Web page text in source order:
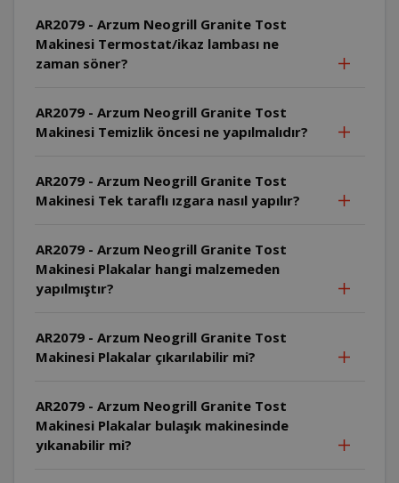
AR2079 - Arzum Neogrill Granite Tost
Makinesi Termostat/ikaz lambası ne
zaman söner?
AR2079 - Arzum Neogrill Granite Tost
Makinesi Temizlik öncesi ne yapılmalıdır?
AR2079 - Arzum Neogrill Granite Tost
Makinesi Tek taraflı ızgara nasıl yapılır?
AR2079 - Arzum Neogrill Granite Tost
Makinesi Plakalar hangi malzemeden
yapılmıştır?
AR2079 - Arzum Neogrill Granite Tost
Makinesi Plakalar çıkarılabilir mi?
AR2079 - Arzum Neogrill Granite Tost
Makinesi Plakalar bulaşık makinesinde
yıkanabilir mi?